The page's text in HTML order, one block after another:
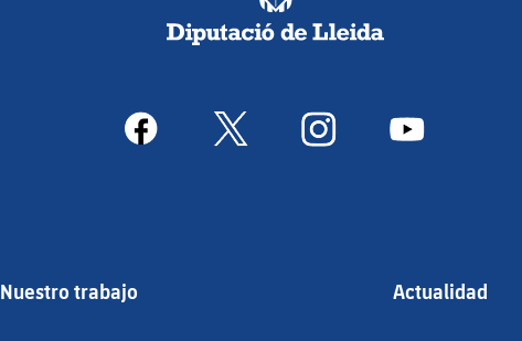
facebook x instagram youtube
Nuestro trabajo Actualidad